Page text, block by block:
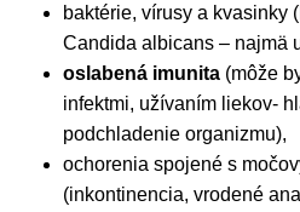
baktérie, vírusy a kvasinky
Candida albicans – najmä
oslabená imunita (môže
infektmi, užívaním liekov-
podchladenie organizmu),
ochorenia spojené s
(inkontinencia, vrodené